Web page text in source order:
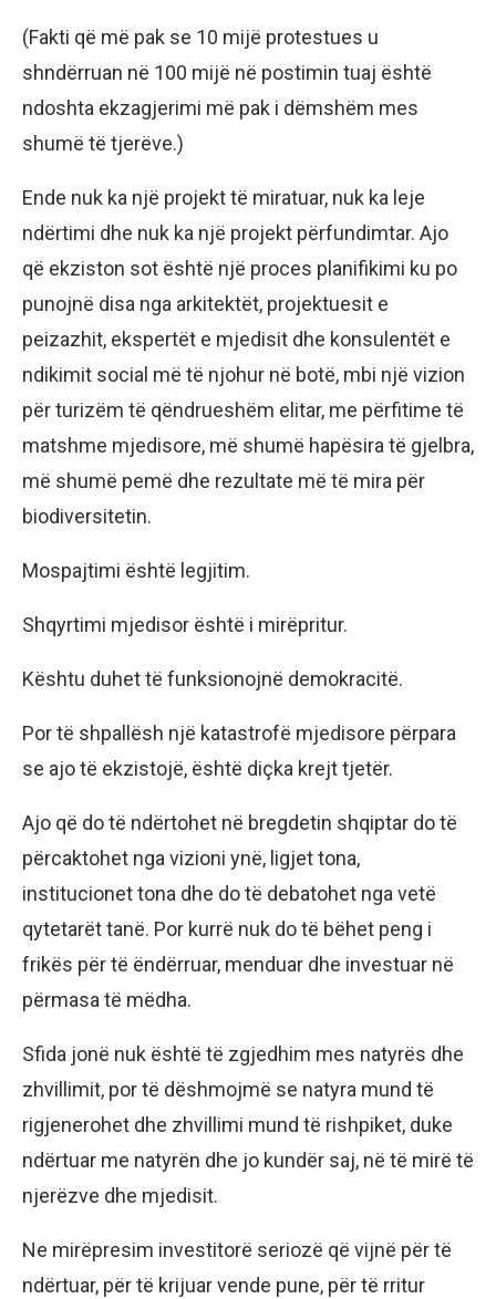
(Fakti që më pak se 10 mijë protestues u
shndërruan në 100 mijë në postimin tuaj është
ndoshta ekzagjerimi më pak i dëmshëm mes
shumë të tjerëve.)
Ende nuk ka një projekt të miratuar, nuk ka leje
ndërtimi dhe nuk ka një projekt përfundimtar. Ajo
që ekziston sot është një proces planifikimi ku po
punojnë disa nga arkitektët, projektuesit e
peizazhit, ekspertët e mjedisit dhe konsulentët e
ndikimit social më të njohur në botë, mbi një vizion
për turizëm të qëndrueshëm elitar, me përfitime të
matshme mjedisore, më shumë hapësira të gjelbra,
më shumë pemë dhe rezultate më të mira për
biodiversitetin.
Mospajtimi është legjitim.
Shqyrtimi mjedisor është i mirëpritur.
Kështu duhet të funksionojnë demokracitë.
Por të shpallësh një katastrofë mjedisore përpara
se ajo të ekzistojë, është diçka krejt tjetër.
Ajo që do të ndërtohet në bregdetin shqiptar do të
përcaktohet nga vizioni ynë, ligjet tona,
institucionet tona dhe do të debatohet nga vetë
qytetarët tanë. Por kurrë nuk do të bëhet peng i
frikës për të ëndërruar, menduar dhe investuar në
përmasa të mëdha.
Sfida jonë nuk është të zgjedhim mes natyrës dhe
zhvillimit, por të dëshmojmë se natyra mund të
rigjenerohet dhe zhvillimi mund të rishpiket, duke
ndërtuar me natyrën dhe jo kundër saj, në të mirë të
njerëzve dhe mjedisit.
Ne mirëpresim investitorë seriozë që vijnë për të
ndërtuar, për të krijuar vende pune, për të rritur